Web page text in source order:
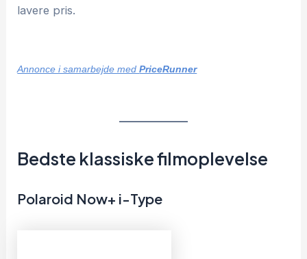
lavere pris.
Annonce i samarbejde medPriceRunner
Bedste klassiske filmoplevelse
Polaroid Now+ i-Type